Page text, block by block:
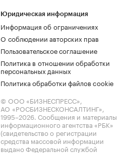
Юридическая информация
Информация об ограничениях
О соблюдении авторских прав
Пользовательское соглашение
Политика в отношении обработки
персональных данных
Политика обработки файлов cookie
© ООО «БИЗНЕСПРЕСС»,
АО «РОСБИЗНЕСКОНСАЛТИНГ»,
1995–2026. Сообщения и материалы
информационного агентства «РБК»
(свидетельство о регистрации
средства массовой информации
выдано Федеральной службой